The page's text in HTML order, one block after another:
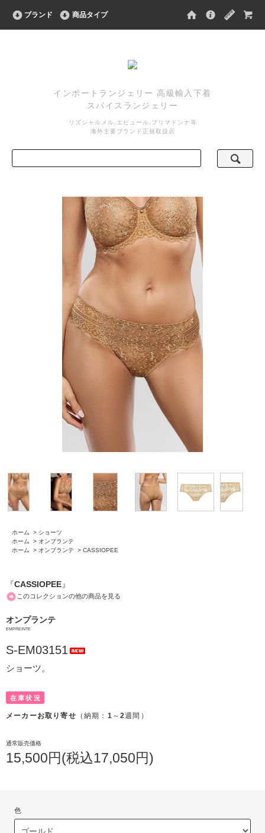
ブランド 商品タイプ
インポートランジェリー 高級輸入下着
スパイスランジェリー
リズシャルメル,エピュール,プリマドンナ等
海外主要ブランド正規取扱店
ホーム > ショーツ
ホーム
> オンプランテ
ホーム
> オンプランテ > CASSIOPEE
『CASSIOPEE』
このコレクションの他の商品を見る
オンプランテ
EMPREINTE
S-EM03151
ショーツ。
在庫状況
メーカーお取り寄せ （納期： 1 ～2週間）
通常販売価格
15,500円(税込17,050円)
色